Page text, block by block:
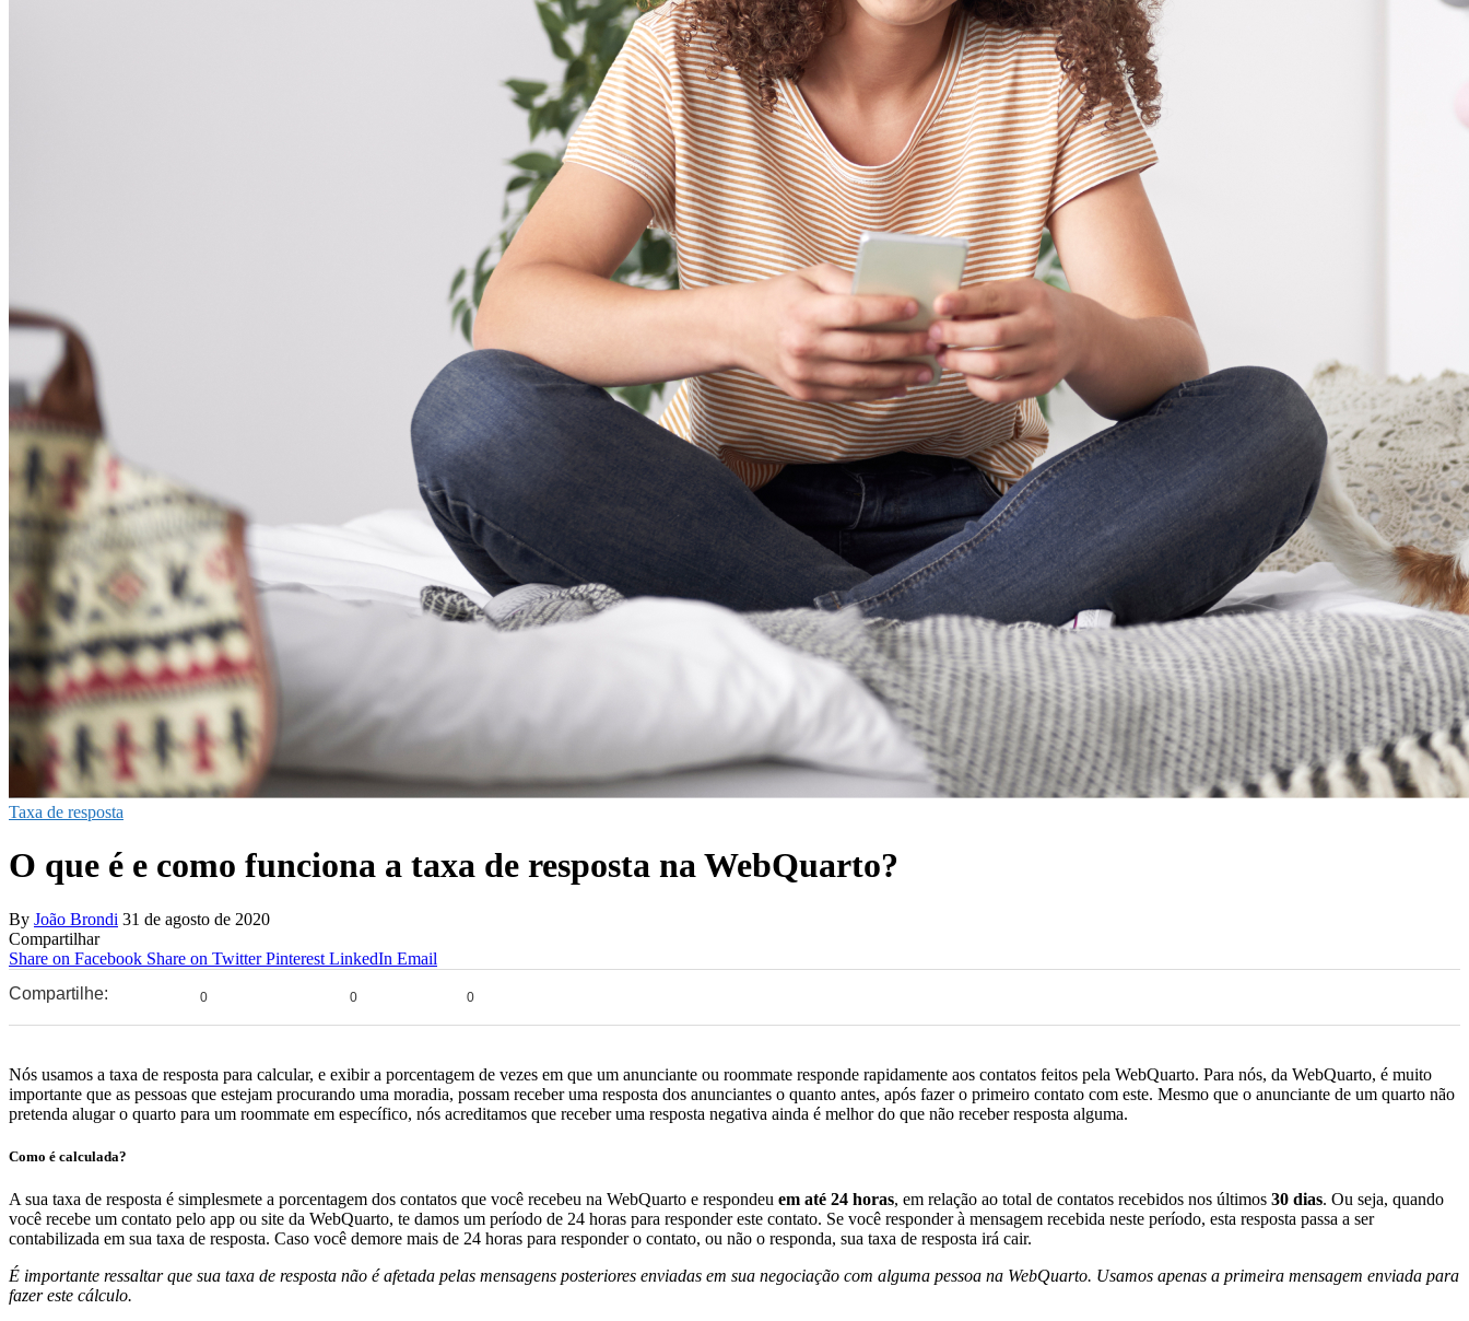
Taxa de resposta
O que é e como funciona a taxa de resposta na WebQuarto?
By João Brondi 31 de agosto de 2020
Compartilhar
Share on Facebook Share on Twitter Pinterest LinkedIn Email
Compartilhe:
0 0 0
Nós usamos a taxa de resposta para calcular, e exibir a porcentagem de vezes em que um anunciante ou roommate responde rapidamente aos contatos feitos pela WebQuarto. Para nós, da WebQuarto, é muito
importante que as pessoas que estejam procurando uma moradia, possam receber uma resposta dos anunciantes o quanto antes, após fazer o primeiro contato com este. Mesmo que o anunciante de um quarto não
pretenda alugar o quarto para um roommate em específico, nós acreditamos que receber uma resposta negativa ainda é melhor do que não receber resposta alguma.
Como é calculada?
A sua taxa de resposta é simplesmete a porcentagem dos contatos que você recebeu na WebQuarto e respondeu em até 24 horas, em relação ao total de contatos recebidos nos últimos 30 dias. Ou seja, quando
você recebe um contato pelo app ou site da WebQuarto, te damos um período de 24 horas para responder este contato. Se você responder à mensagem recebida neste período, esta resposta passa a ser
contabilizada em sua taxa de resposta. Caso você demore mais de 24 horas para responder o contato, ou não o responda, sua taxa de resposta irá cair.
É importante ressaltar que sua taxa de resposta não é afetada pelas mensagens posteriores enviadas em sua negociação com alguma pessoa na WebQuarto. Usamos apenas a primeira mensagem enviada para
fazer este cálculo.